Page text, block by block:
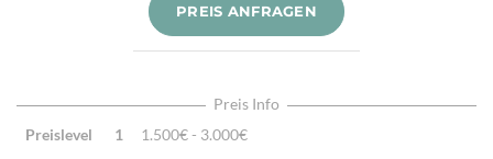
Klassisches Kelimmotiv, Natürliche Schafwolle,
Traditionell handgewebt
PREIS ANFRAGEN
Preis Info
Preislevel
1
1.500€ - 3.000€